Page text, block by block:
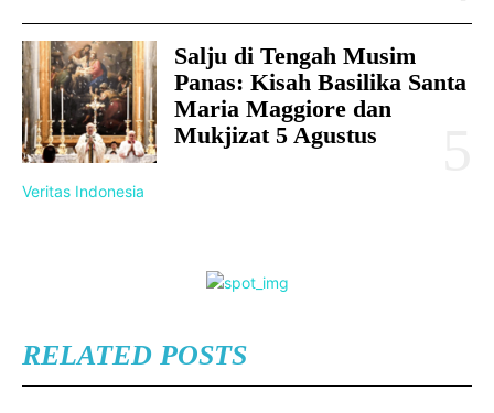
Salju di Tengah Musim
Panas: Kisah Basilika Santa
Maria Maggiore dan
Mukjizat 5 Agustus
Veritas Indonesia
RELATED POSTS